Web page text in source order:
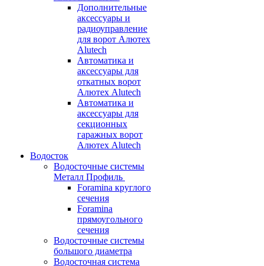
Дополнительные
аксессуары и
радиоуправление
для ворот Алютех
Alutech
Автоматика и
аксессуары для
откатных ворот
Алютех Alutech
Автоматика и
аксессуары для
секционных
гаражных ворот
Алютех Alutech
Водосток
Водосточные системы
Металл Профиль
Foramina круглого
сечения
Foramina
прямоугольного
сечения
Водосточные системы
большого диаметра
Водосточная система